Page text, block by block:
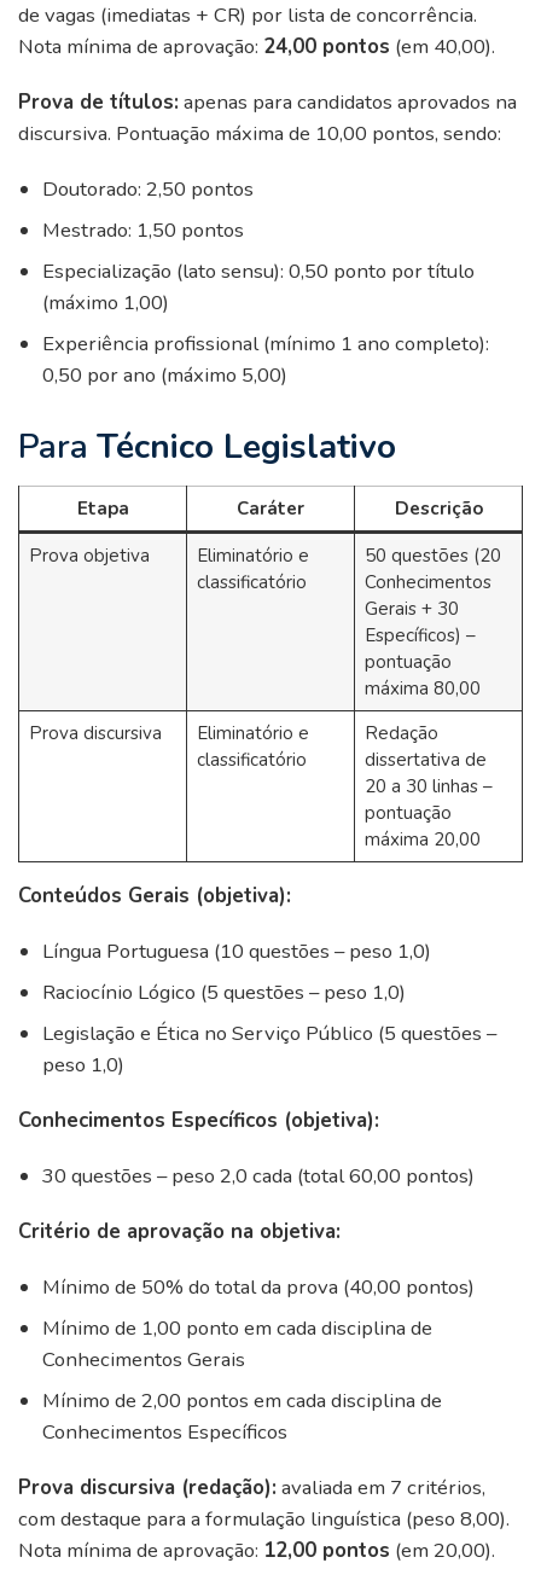
de vagas (imediatas + CR) por lista de concorrência.
Nota mínima de aprovação: 24,00 pontos (em 40,00).
Prova de títulos: apenas para candidatos aprovados na
discursiva. Pontuação máxima de 10,00 pontos, sendo:
Doutorado: 2,50 pontos
Mestrado: 1,50 pontos
Especialização (lato sensu): 0,50 ponto por título
(máximo 1,00)
Experiência profissional (mínimo 1 ano completo):
0,50 por ano (máximo 5,00)
Para Técnico Legislativo
Etapa Caráter
Descrição
Prova objetiva
Eliminatório e
classificatório
50 questões (20
Conhecimentos
Gerais + 30
Específicos) –
pontuação
máxima 80,00
Prova discursiva
Eliminatório e
classificatório
Redação
dissertativa de
20 a 30 linhas –
pontuação
máxima 20,00
Conteúdos Gerais (objetiva):
Língua Portuguesa (10 questões – peso 1,0)
Raciocínio Lógico (5 questões – peso 1,0)
Legislação e Ética no Serviço Público (5 questões –
peso 1,0)
Conhecimentos Específicos (objetiva):
30 questões – peso 2,0 cada (total 60,00 pontos)
Critério de aprovação na objetiva:
Mínimo de 50% do total da prova (40,00 pontos)
Mínimo de 1,00 ponto em cada disciplina de
Conhecimentos Gerais
Mínimo de 2,00 pontos em cada disciplina de
Conhecimentos Específicos
Prova discursiva (redação): avaliada em 7 critérios,
com destaque para a formulação linguística (peso 8,00).
Nota mínima de aprovação: 12,00 pontos (em 20,00).